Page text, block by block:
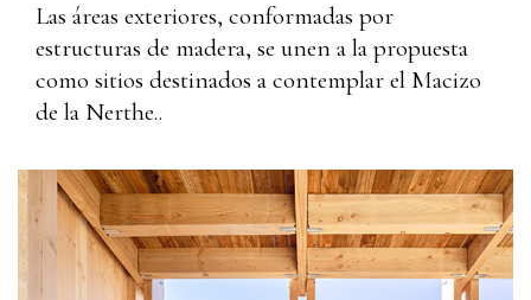
Las áreas exteriores, conformadas por
estructuras de madera, se unen a la propuesta
como sitios destinados a contemplar el Macizo
de la Nerthe..